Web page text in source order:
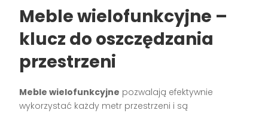
Meble wielofunkcyjne –
klucz do oszczędzania
przestrzeni
Meble wielofunkcyjne pozwalają efektywnie
wykorzystać każdy metr przestrzeni i są